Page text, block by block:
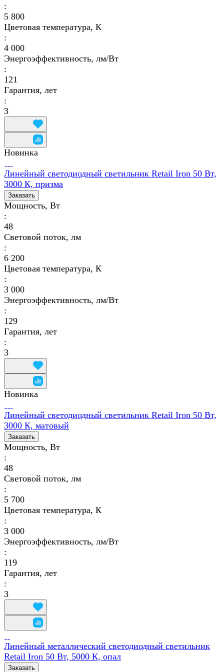
:
5 800
Цветовая температура, К
:
4 000
Энергоэффективность, лм/Вт
:
121
Гарантия, лет
:
3
Новинка
Линейный светодиодный светильник Retail Iron 50 Вт,
3000 К, призма
Заказать
Мощность, Вт
:
48
Световой поток, лм
:
6 200
Цветовая температура, К
:
3 000
Энергоэффективность, лм/Вт
:
129
Гарантия, лет
:
3
Новинка
Линейный светодиодный светильник Retail Iron 50 Вт,
3000 К, матовый
Заказать
Мощность, Вт
:
48
Световой поток, лм
:
5 700
Цветовая температура, К
:
3 000
Энергоэффективность, лм/Вт
:
119
Гарантия, лет
:
3
Линейный металлический светодиодный светильник
Retail Iron 50 Вт, 5000 К, опал
Заказать